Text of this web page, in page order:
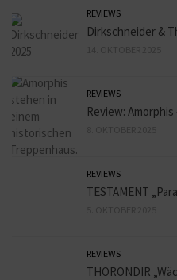
REVIEWS
Dirkschneider &
REVIEWS
Review:
REVIEWS
TESTAMENT
REVIEWS
THORONDIR